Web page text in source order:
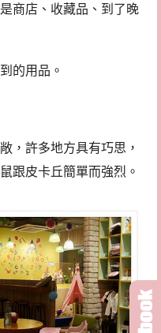
商店、收藏品、到了晚
的用品。
，許多地方具有巧思，
跟皮卡丘簡單而強烈。